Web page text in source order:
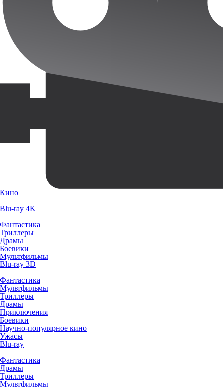
Кино
Blu-ray 4K
Фантастика
Триллеры
Драмы
Боевики
Мультфильмы
Blu-ray 3D
Фантастика
Мультфильмы
Триллеры
Драмы
Приключения
Боевики
Научно-популярное кино
Ужасы
Blu-ray
Фантастика
Драмы
Триллеры
Мультфильмы